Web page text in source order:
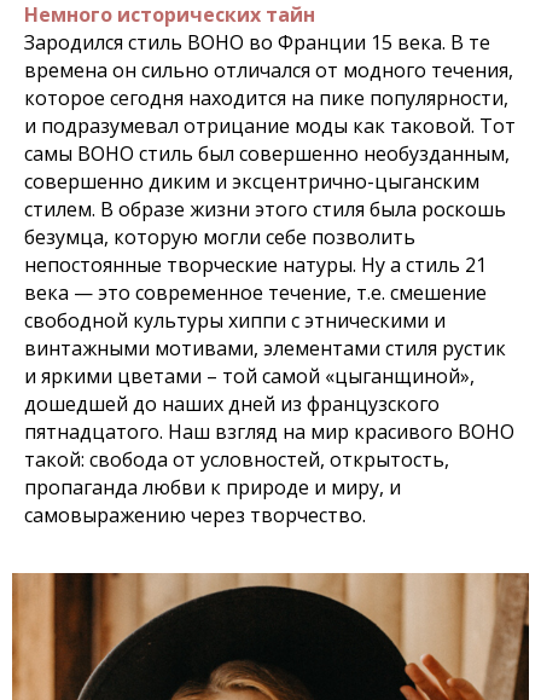
Немного исторических тайн
Зародился стиль BOHO во Франции 15 века. В те
времена он сильно отличался от модного течения,
которое сегодня находится на пике популярности,
и подразумевал отрицание моды как таковой. Тот
самы BOHO стиль был совершенно необузданным,
совершенно диким и эксцентрично-цыганским
стилем. В образе жизни этого стиля была роскошь
безумца, которую могли себе позволить
непостоянные творческие натуры. Ну а стиль 21
века — это современное течение, т.е. смешение
свободной культуры хиппи с этническими и
винтажными мотивами, элементами стиля рустик
и яркими цветами – той самой «цыганщиной»,
дошедшей до наших дней из французского
пятнадцатого. Наш взгляд на мир красивого BOHO
такой: свобода от условностей, открытость,
пропаганда любви к природе и миру, и
самовыражению через творчество.